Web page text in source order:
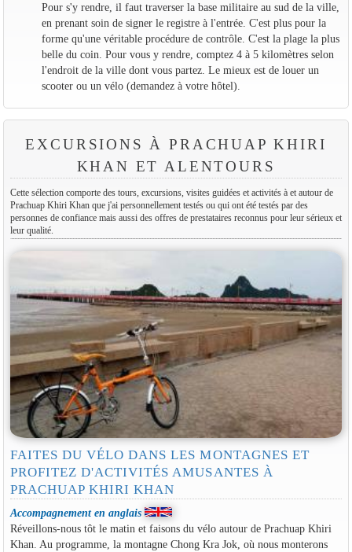
Pour s'y rendre, il faut traverser la base militaire au sud de la ville,
en prenant soin de signer le registre à l'entrée. C'est plus pour la
forme qu'une véritable procédure de contrôle. C'est la plage la plus
belle du coin. Pour vous y rendre, comptez 4 à 5 kilomètres selon
l'endroit de la ville dont vous partez. Le mieux est de louer un
scooter ou un vélo (demandez à votre hôtel).
EXCURSIONS À PRACHUAP KHIRI
KHAN ET ALENTOURS
Cette sélection comporte des tours, excursions, visites guidées et activités à et autour de
Prachuap Khiri Khan que j'ai personnellement testés ou qui ont été testés par des
personnes de confiance mais aussi des offres de prestataires reconnus pour leur sérieux et
leur qualité.
FAITES DU VÉLO DANS LES MONTAGNES ET
PROFITEZ D'ACTIVITÉS AMUSANTES À
PRACHUAP KHIRI KHAN
Accompagnement en anglais
Réveillons-nous tôt le matin et faisons du vélo autour de Prachuap Khiri
Khan. Au programme, la montagne Chong Kra Jok, où nous monterons